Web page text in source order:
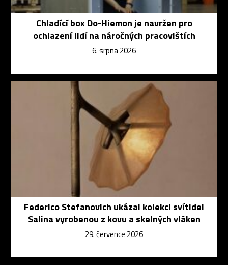
Chladící box Do-Hiemon je navržen pro
ochlazení lidí na náročných pracovištích
6. srpna 2026
Federico Stefanovich ukázal kolekci svítidel
Salina vyrobenou z kovu a skelných vláken
29. července 2026